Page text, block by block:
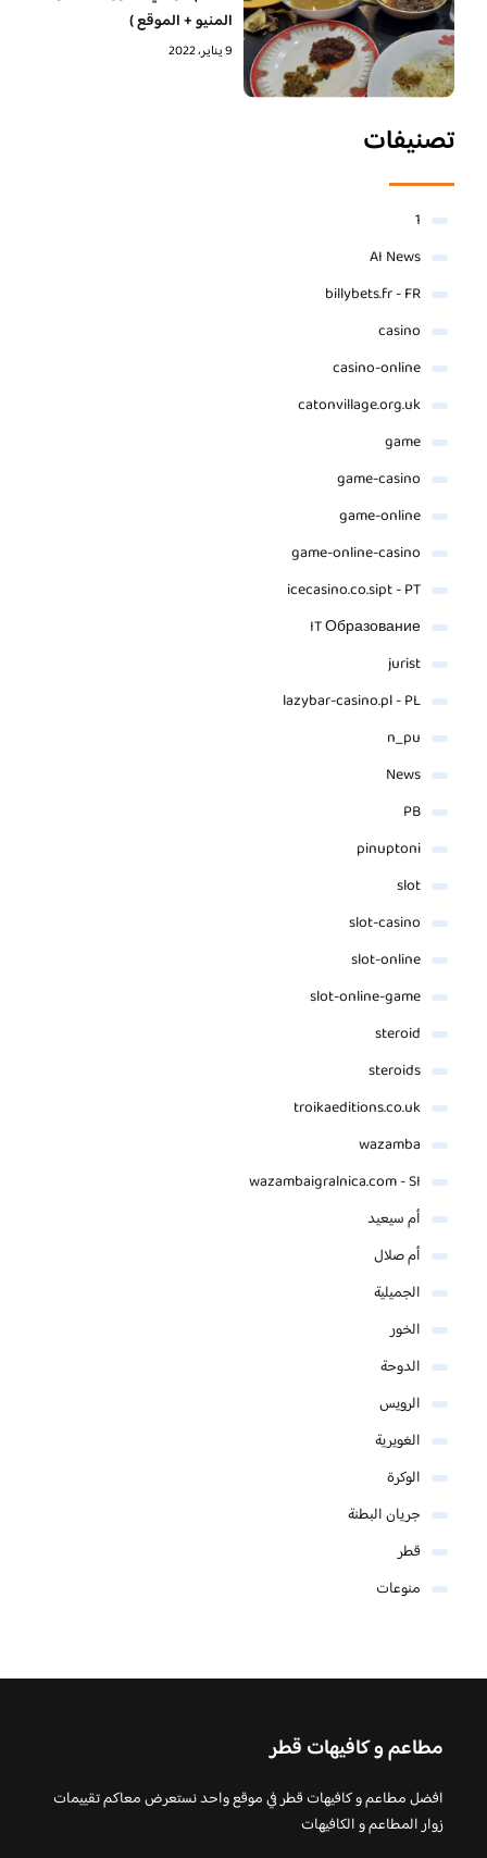
المنيو + الموقع )
9 يناير، 2022
تصنيفات
1
AI News
billybets.fr - FR
casino
casino-online
catonvillage.org.uk
game
game-casino
game-online
game-online-casino
icecasino.co.sipt - PT
IT Образование
jurist
lazybar-casino.pl - PL
n_pu
News
PB
pinuptoni
slot
slot-casino
slot-online
slot-online-game
steroid
steroids
troikaeditions.co.uk
wazamba
wazambaigralnica.com - SI
أم سيعيد
أم صلال
الجميلية
الخور
الدوحة
الرويس
الغويرية
الوكرة
جريان البطنة
قطر
منوعات
مطاعم و كافيهات قطر
افضل مطاعم و كافيهات قطر في موقع واحد نستعرض معاكم تقييمات
زوار المطاعم و الكافيهات